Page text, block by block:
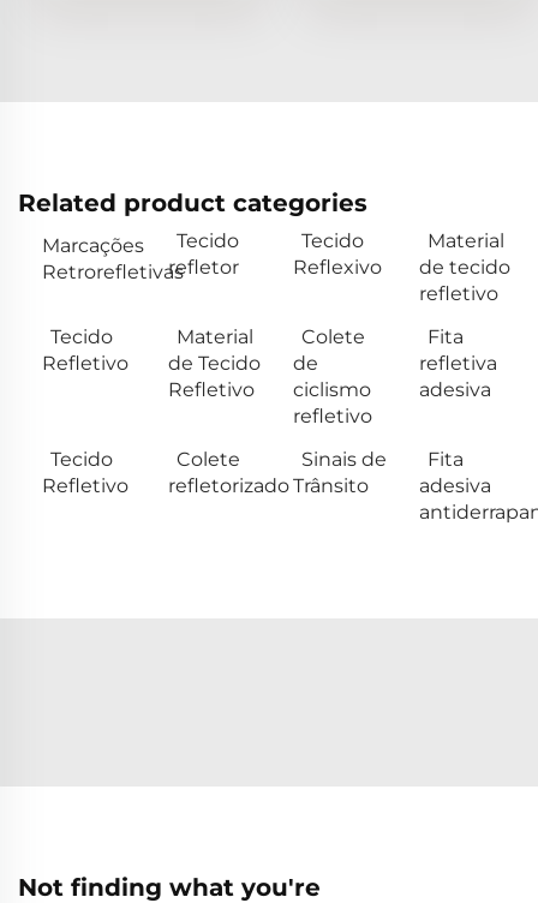
Related product categories
Marcações
Retrorefletivas
Tecido
refletor
Tecido
Reflexivo
Material
de tecido
refletivo
Tecido
Refletivo
Material
de Tecido
Refletivo
Colete
de
ciclismo
refletivo
Fita
refletiva
adesiva
Tecido
Refletivo
Colete
refletorizado
Sinais de
Trânsito
Fita
adesiva
Not finding what you're